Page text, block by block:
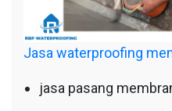
Jasa waterproofing
jasa pasang